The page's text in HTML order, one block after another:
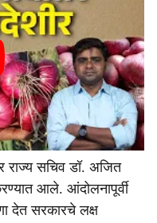
राज्य सचिव डॉ. अजित
आले. आंदोलनापूर्वी
देत सरकारचे लक्ष